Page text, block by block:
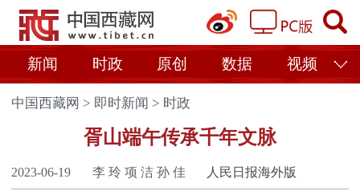
新闻 时政 原创 数据 视频
中国西藏网 > 即时新闻 > 时政
胥山端午传承千年文脉
2023-06-19 李 玲 项 洁 孙 佳 人民日报海外版